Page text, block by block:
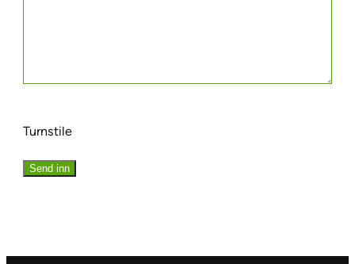
Turnstile